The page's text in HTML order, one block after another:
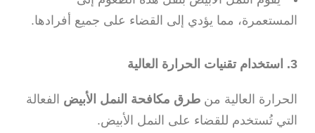
المستعمرة، مما يؤدي إلى القضاء على جميع أفرادها.
3. استخدام تقنيات الحرارة العالية
الحرارة العالية من طرق مكافحة النمل الأبيض الفعالة
التي تُستخدم للقضاء على النمل الأبيض.